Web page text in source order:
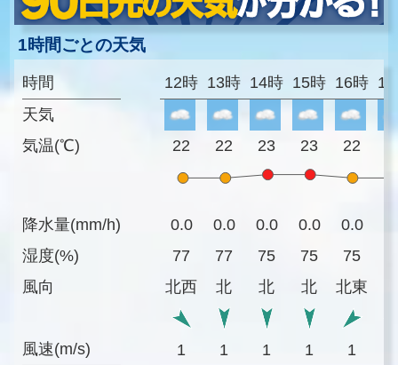
1時間ごとの天気
時間
天気
気温(℃)
降水量(mm/h)
湿度(%)
風向
風速(m/s)
12時 13時 14時 15時 16時
22 22 23 23 22
0.0 0.0 0.0 0.0 0.0
77
77 75 75 75
北西
北 北 北 北東
1 1 1 1 1